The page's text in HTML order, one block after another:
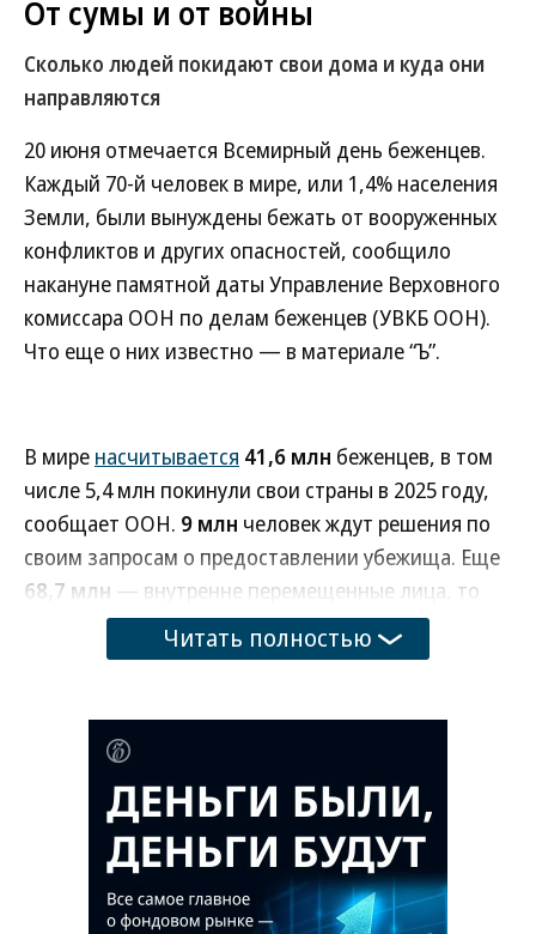
От сумы и от войны
Сколько людей покидают свои дома и куда они
направляются
20 июня отмечается Всемирный день беженцев.
Каждый 70-й человек в мире, или 1,4% населения
Земли, были вынуждены бежать от вооруженных
конфликтов и других опасностей, сообщило
накануне памятной даты Управление Верховного
комиссара ООН по делам беженцев (УВКБ ООН).
Что еще о них известно — в материале “Ъ”.
В мире насчитывается 41,6 млн беженцев, в том
числе 5,4 млн покинули свои страны в 2025 году,
сообщает ООН. 9 млн человек ждут решения по
своим запросам о предоставлении убежища. Еще
68,7 млн — внутренне перемещенные лица, то
есть люди, вынужденные покинуть свои дома, но
оставшиеся в родной стране.
По данным на конец 2025-го, семь из десяти
беженцев происходят из шести стран —
Афганистана, Судана, Южного Судана, Сирии,
Украины и Венесуэлы. Обострение ситуации на
Ближнем Востоке должно отразиться в
статистике текущего года: по предварительным
данным, около 3,6 млн человек временно
Читать полностью